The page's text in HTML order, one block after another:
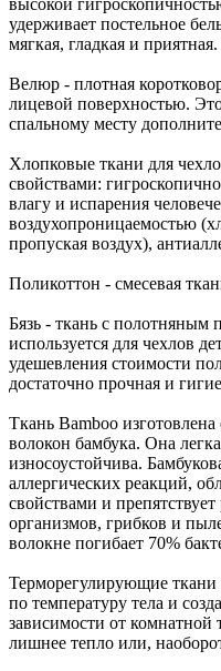
удерживает постельное
мягкая, гладкая и приятная.
Велюр - плотная
лицевой поверхностью.
спальному месту
Хлопковые ткани для
свойствами:
влагу и испарения
воздухопроницаемостью
пропуская воздух),
Поликоттон - смесевая
Бязь - ткань с
используется для чехлов
удешевления стоимости
достаточно прочная и
Ткань Bamboo
волокон бамбука. Она
износоустойчива.
аллергических реакций,
свойствами и
организмов, грибков и
волокне погибает 70%
Терморегулирующие ткани
по температуру тела и
зависимости от комнатной
лишнее тепло или,